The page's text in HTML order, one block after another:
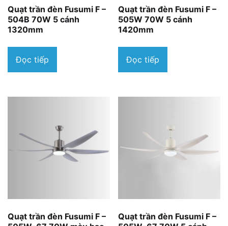
Quạt trần đèn Fusumi F –
504B 70W 5 cánh
1320mm
Đọc tiếp
Quạt trần đèn Fusumi F –
505W 70W 5 cánh
1420mm
Đọc tiếp
Quạt trần đèn Fusumi F –
Quạt trần đèn Fusumi F –